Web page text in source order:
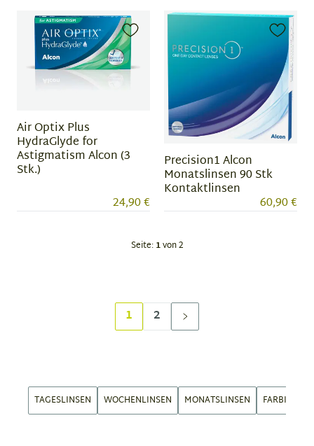
Air Optix Plus
HydraGlyde for
Astigmatism Alcon (3
Stk.)
24,90 €
Precision1 Alcon
Monatslinsen 90 Stk
Kontaktlinsen
60,90 €
Seite:1von 2
1 2
TAGESLINSEN WOCHENLINSEN MONATSLINSEN FARBIGE